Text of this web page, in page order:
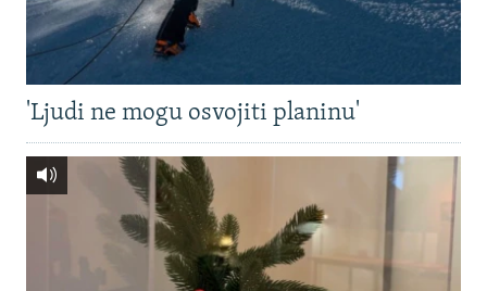
'Ljudi ne mogu osvojiti planinu'